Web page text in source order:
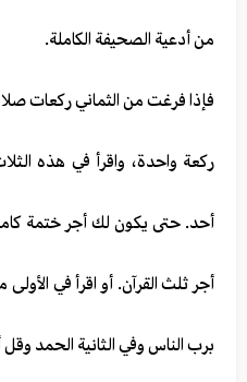
من أدعية الصحيفة الكاملة.
فإذا فرغت من الثماني ركعات
ركعة واحدة، واقرأ في هذه
أحد. حتى يكون لك أجر ختمة
أجر ثلث القرآن. أو اقرأ في
برب الناس وفي الثانية الحمد